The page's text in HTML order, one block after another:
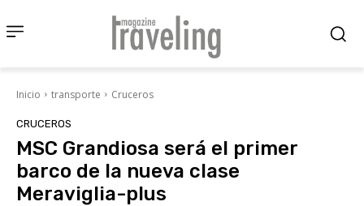
Inicio transporte Cruceros
CRUCEROS
MSC Grandiosa será el primer
barco de la nueva clase
Meraviglia-plus